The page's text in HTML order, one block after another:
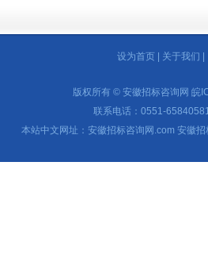
设为首页 关于我们
版权所有 © 安徽招标咨询网 皖
联系电话：0551-
本站中文网址：安徽招标咨询网.com 安徽